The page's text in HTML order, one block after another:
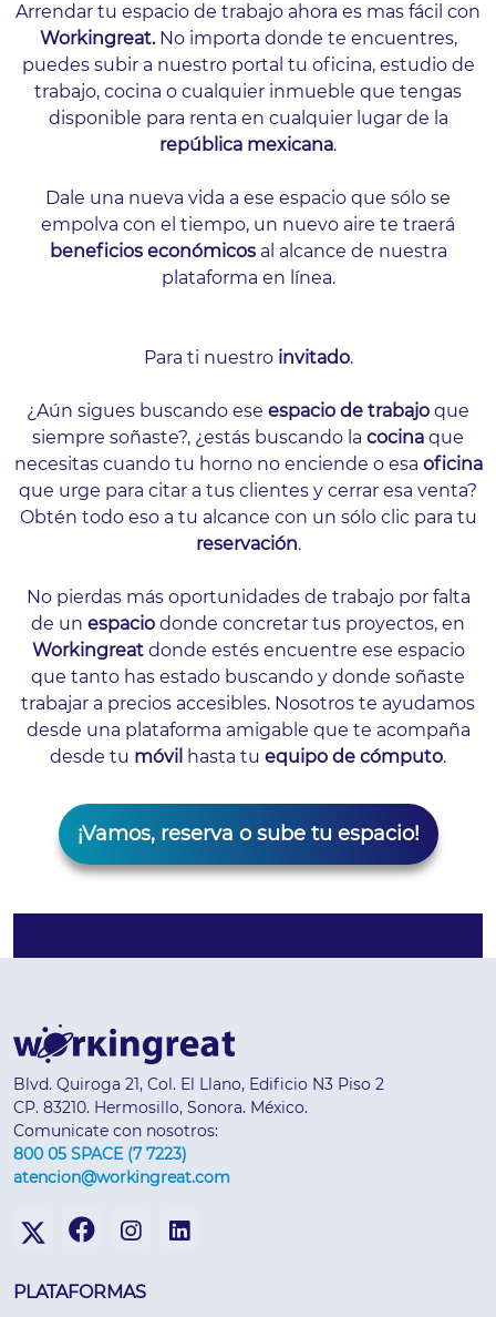
Arrendar tu espacio de trabajo ahora es mas fácil con
Workingreat.No importa donde te encuentres,
puedes subir a nuestro portal tu oficina, estudio de
trabajo, cocina o cualquier inmueble que tengas
disponible para renta en cualquier lugar de la
república mexicana.
Dale una nueva vida a ese espacio que sólo se
empolva con el tiempo, un nuevo aire te traerá
beneficios económicosal alcance de nuestra
plataforma en línea.
Para ti nuestro invitado.
¿Aún sigues buscando ese espacio de trabajo que
siempre soñaste?, ¿estás buscando la cocina que
necesitas cuando tu horno no enciende o esa oficina
que urge para citar a tus clientes y cerrar esa venta?
Obtén todo eso a tu alcance con un sólo clic para tu
reservación.
No pierdas más oportunidades de trabajo por falta
de un espacio donde concretar tus proyectos, en
Workingreat donde estésencuentre ese espacio
que tanto has estado buscando y donde soñaste
trabajar a precios accesibles. Nosotros te ayudamos
desde una plataforma amigable que te acompaña
desde tu móvil hasta tu equipo de cómputo.
¡Vamos, reserva o sube tu espacio!
Blvd. Quiroga 21, Col. El Llano, Edificio N3 Piso 2
CP. 83210. Hermosillo, Sonora. México.
Comunicate con nosotros:
800 05 SPACE (7 7223)
atencion@workingreat.com
PLATAFORMAS